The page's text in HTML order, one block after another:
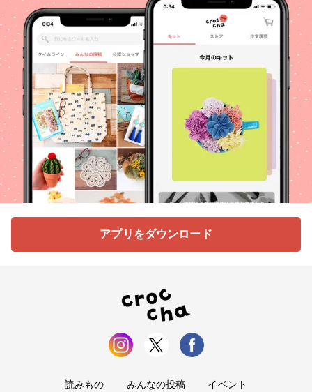
アプリをダウンロード
読みもの みんなの投稿 イベント